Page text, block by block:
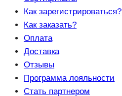
Как зарегистрироваться?
Как заказать?
Оплата
Доставка
Отзывы
Программа лояльности
Стать партнером